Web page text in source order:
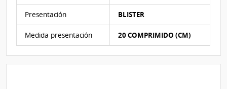
Presentación BLISTER
Medida presentación 20 COMPRIMIDO (CM)